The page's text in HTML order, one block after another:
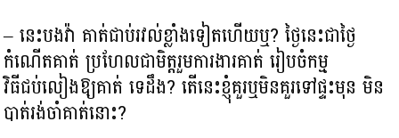
– នេះបងវ៉ា គាត់ជាប់រវល់ខ្លាំងទៀតហើយឬ? ថ្ងៃនេះជាថ្ងៃ
កំណើតគាត់ ប្រហែលជាមិត្តរួមការងារគាត់ រៀបចំកម្ម
វិធីជប់លៀងឱ្យគាត់ ទេដឹង? តើនេះខ្ញុំគួរឬមិនគួរទៅផ្ទះមុន មិន
បាត់រង់ចាំគាត់នោះ?